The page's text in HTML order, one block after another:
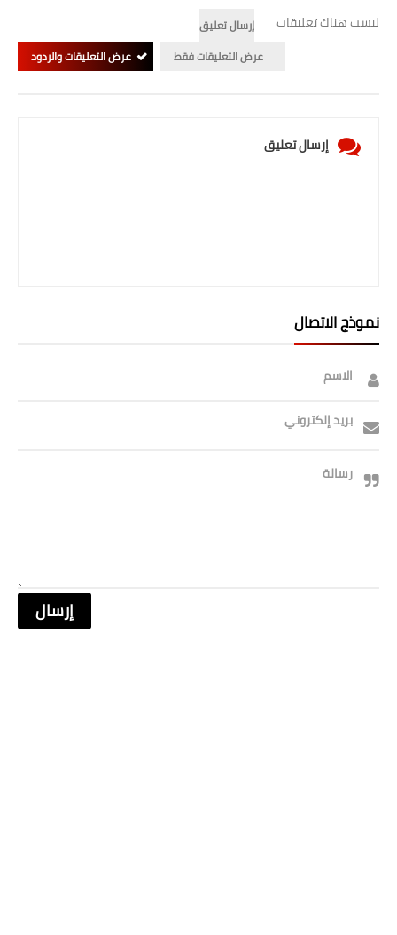
ليست هناك تعليقات
إرسال تعليق
عرض التعليقات فقط
عرض التعليقات والردود
إرسال تعليق
نموذج الاتصال
الاسم
بريد إلكتروني
رسالة